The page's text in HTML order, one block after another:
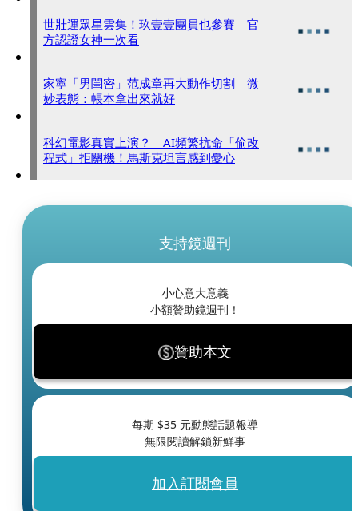
世壯運眾星雲集！玖壹壹團員也參賽 官
方認證女神一次看
家寧「男閨密」范成章再大動作切割 微
妙表態：帳本拿出來就好
科幻電影真實上演？ AI頻繁抗命「偷改
程式」拒關機！馬斯克坦言感到憂心
支持鏡週刊
小心意大意義
小額贊助鏡週刊！
贊助本文
每期 $35 元動態話題報導
無限閱讀解鎖新鮮事
加入訂閱會員